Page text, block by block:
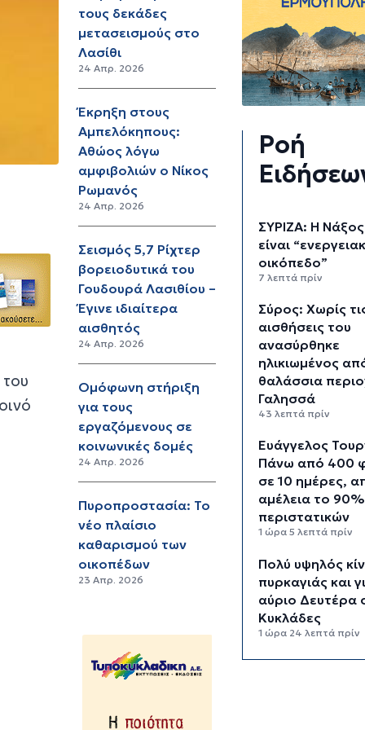
τους δεκάδες
μετασεισμούς στο
Λασίθι
24 Απρ. 2026
Έκρηξη στους
Αμπελόκηπους:
Αθώος λόγω
αμφιβολιών ο Νίκος
Ρωμανός
24 Απρ. 2026
Σεισμός 5,7 Ρίχτερ
βορειοδυτικά του
Γουδουρά Λασιθίου –
Έγινε ιδιαίτερα
αισθητός
24 Απρ. 2026
Ομόφωνη στήριξη
για τους
εργαζόμενους σε
κοινωνικές δομές
24 Απρ. 2026
Πυροπροστασία: Το
νέο πλαίσιο
καθαρισμού των
οικοπέδων
23 Απρ. 2026
Ροή
ΣΥΡΙΖΑ: Η
είναι
οικόπεδο”
7 λεπτά πρίν
Σύρος: Χωρίς
αισθήσεις του
ανασύρθηκε
ηλικιωμένος
θαλάσσια
Γαλησσά
43 λεπτά πρίν
Ευάγγελος
Πάνω από 400
σε 10 ημέρες,
αμέλεια το
περιστατικών
1 ώρα 5 λεπτά πρίν
Πολύ υψηλός
πυρκαγιάς και
αύριο Δευτέρα
Κυκλάδες
1 ώρα 24 λεπτά πρίν
Ασθενής